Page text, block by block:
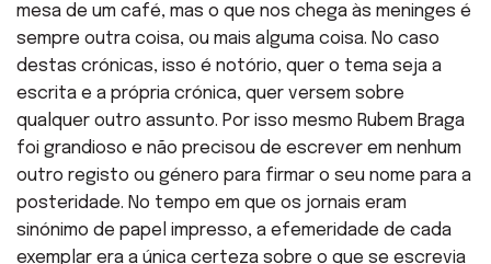
mesa de um café, mas o que nos chega às meninges é
sempre outra coisa, ou mais alguma coisa. No caso
destas crónicas, isso é notório, quer o tema seja a
escrita e a própria crónica, quer versem sobre
qualquer outro assunto. Por isso mesmo Rubem Braga
foi grandioso e não precisou de escrever em nenhum
outro registo ou género para firmar o seu nome para a
posteridade. No tempo em que os jornais eram
sinónimo de papel impresso, a efemeridade de cada
exemplar era a única certeza sobre o que se escrevia